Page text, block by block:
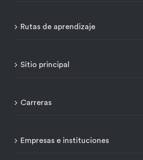
Rutas de aprendizaje
Sitio principal
Carreras
Empresas e instituciones